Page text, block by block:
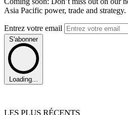
Asia Pacific power, trade and strategy.
Entrez votre email
S'abonner
Loading...
LES PLUS RÉCENTS